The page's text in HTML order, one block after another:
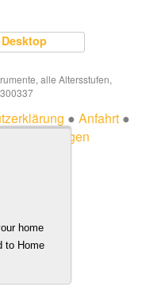
Desktop
alle Altersstufen,
● Anfahrt ●
hier kündigen
home
to Home